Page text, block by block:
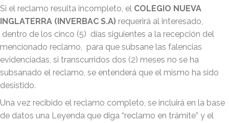
Si el reclamo resulta incompleto, el COLEGIO NUEVA
INGLATERRA (INVERBAC S.A) requerirá al interesado,
dentro de los cinco (5) días siguientes a la recepción del
mencionado reclamo, para que subsane las falencias
evidenciadas, si transcurridos dos (2) meses no se ha
subsanado el reclamo, se entenderá que el mismo ha sido
desistido.
Una vez recibido el reclamo completo, se incluirá en la base
de datos una Leyenda que diga “reclamo en trámite” y el